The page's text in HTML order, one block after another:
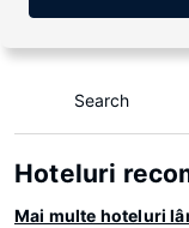
Search
Hoteluri
Mai multe hoteluri